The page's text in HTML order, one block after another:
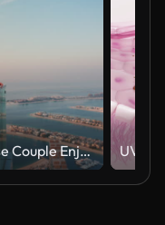
Diverse Couple Enjoying Sunset Views from High Rise Sky Deck Overlooking Palm Jumeirah